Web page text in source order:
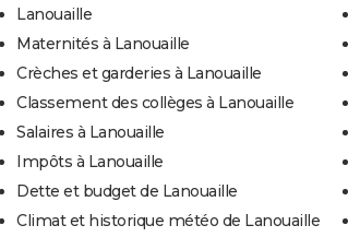
Lanouaille
Maternités à Lanouaille
Crèches et garderies à Lanouaille
Classement des collèges à Lanouaille
Salaires à Lanouaille
Impôts à Lanouaille
Dette et budget de Lanouaille
Climat et historique météo de Lanouaille